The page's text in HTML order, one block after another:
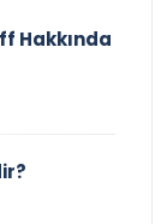
Hakkında